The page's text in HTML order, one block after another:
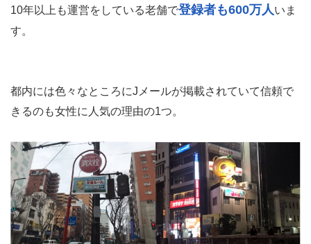
10年以上も運営をしている老舗で登録者も600万人いま
す。
都内には色々なところにJメールが掲載されていて信頼で
きるのも女性に人気の理由の1つ。